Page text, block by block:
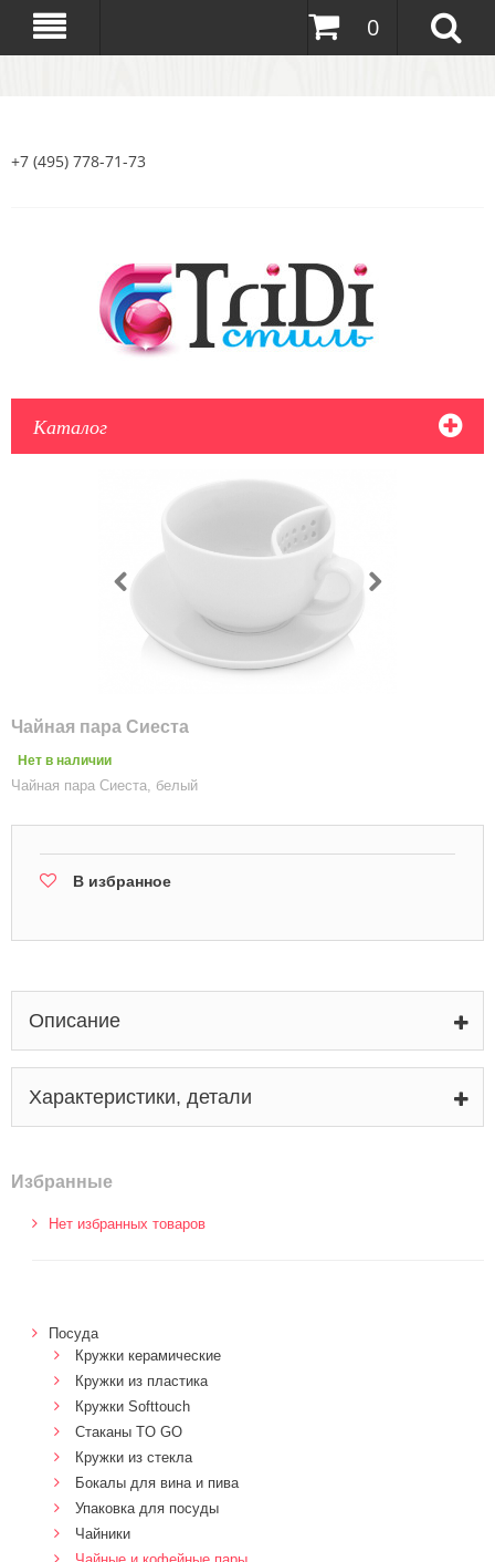
0
+7 (495) 778-71-73
Каталог
Чайная пара Сиеста
Нет в наличии
Чайная пара Сиеста, белый
В избранное
Описание
Характеристики, детали
Избранные
Нет избранных товаров
Посуда
Кружки керамические
Кружки из пластика
Кружки Softtouch
Стаканы TO GO
Кружки из стекла
Бокалы для вина и пива
Упаковка для посуды
Чайники